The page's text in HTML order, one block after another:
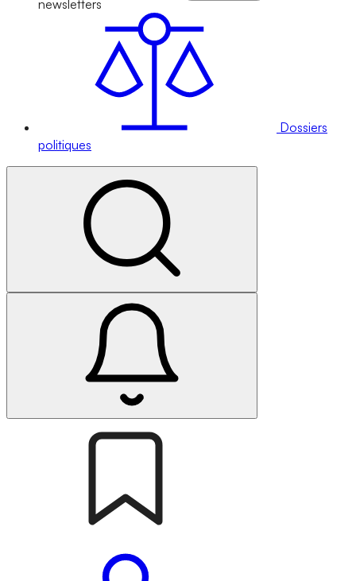
newsletters
Dossiers
politiques